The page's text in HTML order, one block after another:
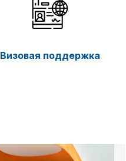
Визовая поддержка